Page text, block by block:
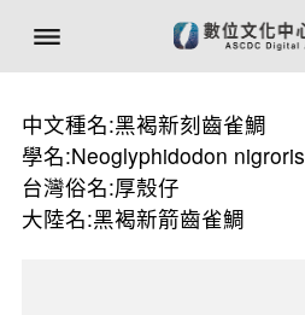
中文種名:黑褐新刻齒雀鯛
學名:Neoglyphidodon nigroris
台灣俗名:厚殼仔
大陸名:黑褐新箭齒雀鯛